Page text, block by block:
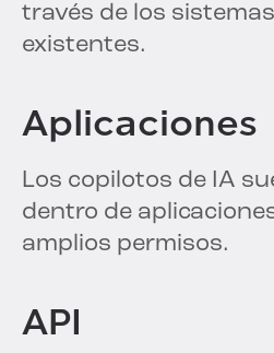
través de los
existentes.
Aplicaciones
Los copilotos de IA
dentro de
amplios permisos.
API